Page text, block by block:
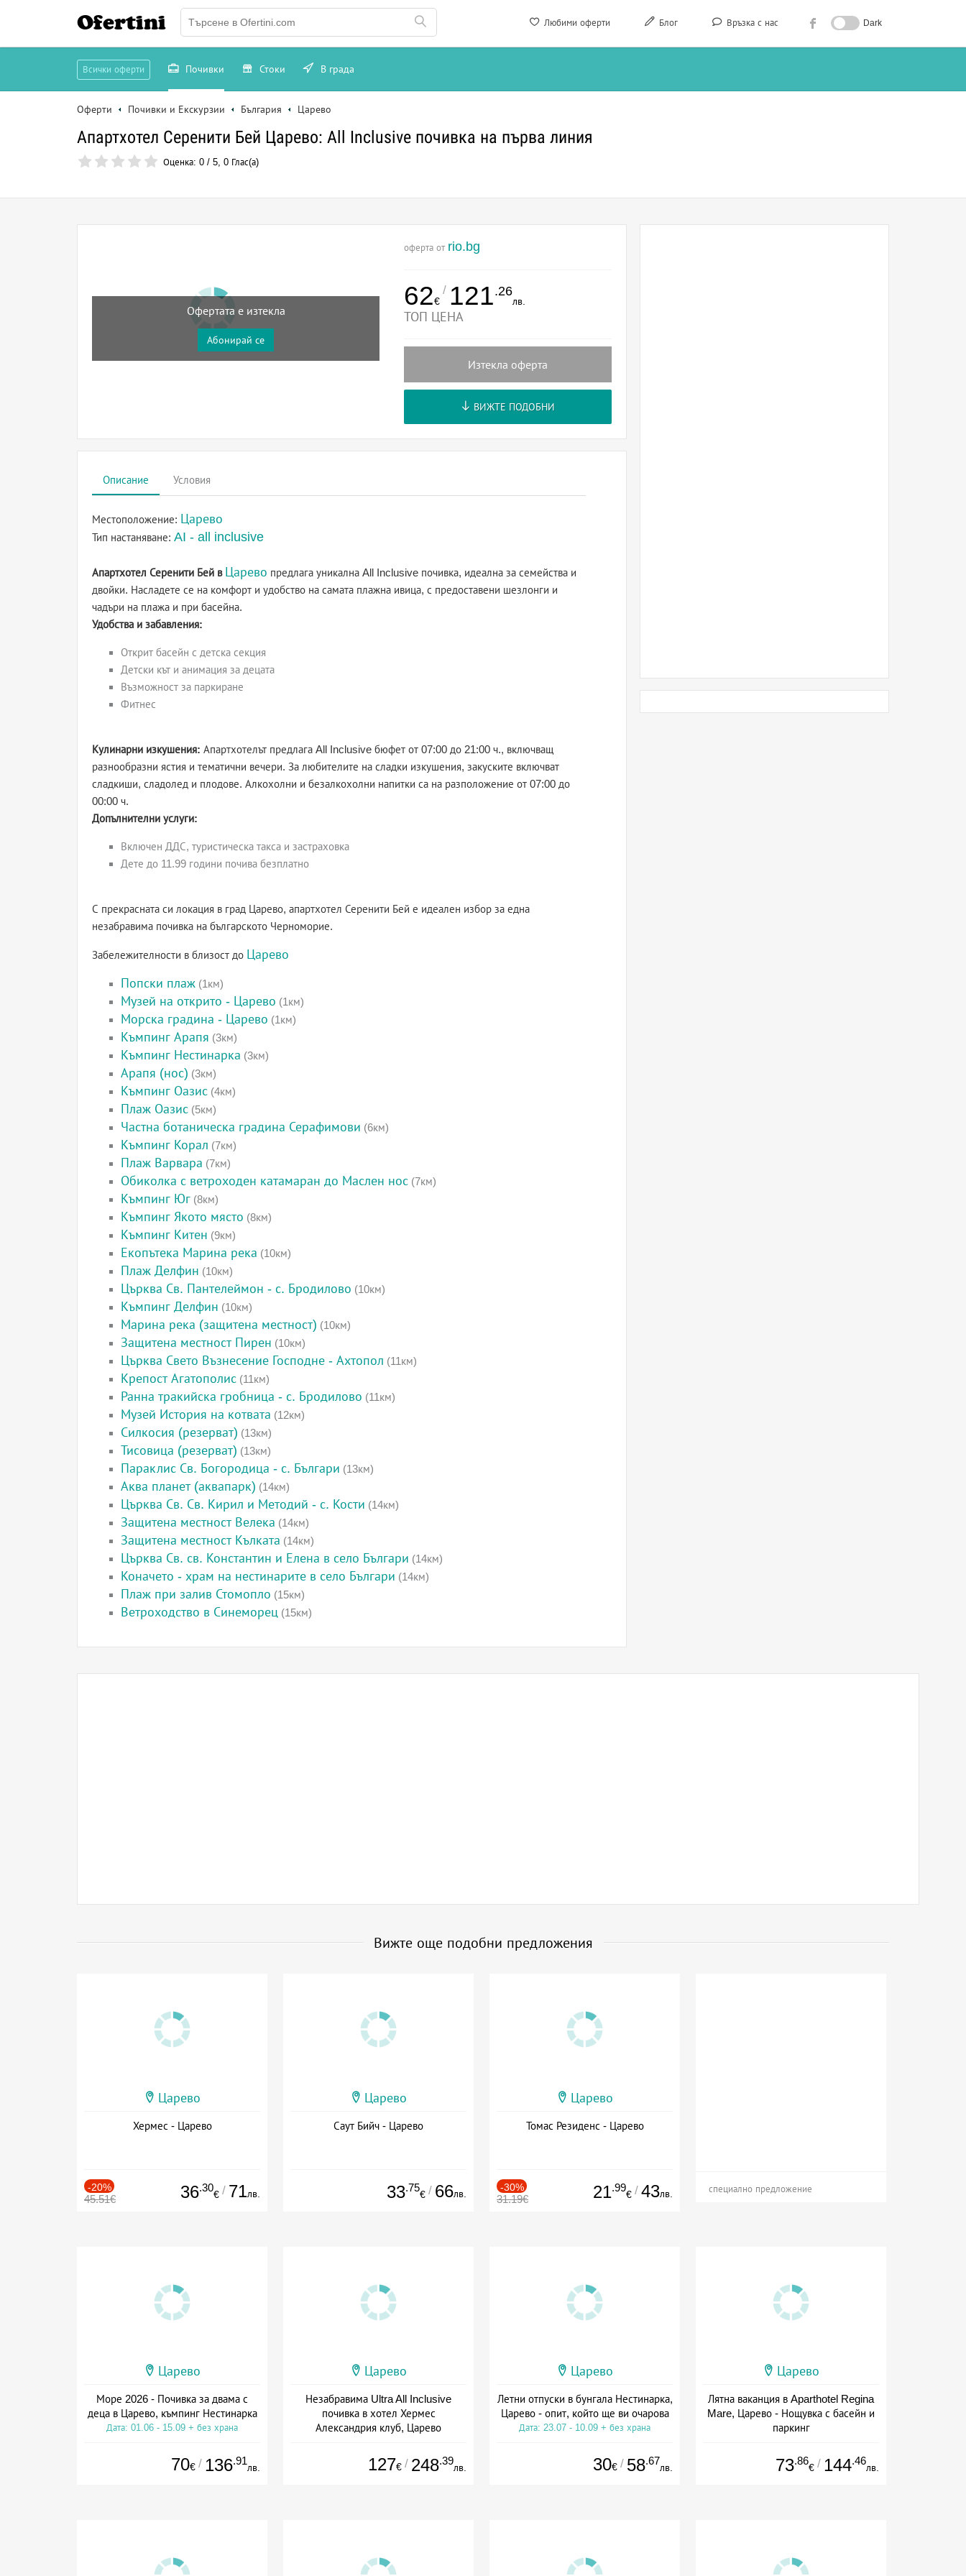
Любими оферти Блог Връзка с нас Dark
Ofertini
Всички оферти Почивки Стоки В града
Оферти Почивки и Екскурзии България Царево
Апартхотел Серенити Бей Царево: All Inclusive почивка на първа линия
Оценка: 0 / 5, 0 Глас(а)
Офертата е изтекла
Абонирай се
оферта от rio.bg
62€
/ 121.26
лв.
ТОП ЦЕНА
Изтекла оферта
ВИЖТЕ ПОДОБНИ
Описание Условия
Местоположение: Царево
Тип настаняване: AI - all inclusive
Апартхотел Серенити Бей в Царево предлага уникална All Inclusive почивка, идеална за семейства и
двойки. Насладете се на комфорт и удобство на самата плажна ивица, с предоставени шезлонги и
чадъри на плажа и при басейна.
Удобства и забавления:
Открит басейн с детска секция
Детски кът и анимация за децата
Възможност за паркиране
Фитнес
Кулинарни изкушения: Апартхотелът предлага All Inclusive бюфет от 07:00 до 21:00 ч., включващ
разнообразни ястия и тематични вечери. За любителите на сладки изкушения, закуските включват
сладкиши, сладолед и плодове. Алкохолни и безалкохолни напитки са на разположение от 07:00 до
00:00 ч.
Допълнителни услуги:
Включен ДДС, туристическа такса и застраховка
Дете до 11.99 години почива безплатно
С прекрасната си локация в град Царево, апартхотел Серенити Бей е идеален избор за една
незабравима почивка на българското Черноморие.
Забележителности в близост до Царево
Попски плаж (1км)
Музей на открито - Царево (1км)
Морска градина - Царево (1км)
Къмпинг Арапя (3км)
Къмпинг Нестинарка (3км)
Арапя (нос) (3км)
Къмпинг Оазис (4км)
Плаж Оазис (5км)
Частна ботаническа градина Серафимови (6км)
Къмпинг Корал (7км)
Плаж Варвара (7км)
Обиколка с ветроходен катамаран до Маслен нос (7км)
Къмпинг Юг (8км)
Къмпинг Якото място (8км)
Къмпинг Китен (9км)
Екопътека Марина река (10км)
Плаж Делфин (10км)
Църква Св. Пантелеймон - с. Бродилово (10км)
Къмпинг Делфин (10км)
Марина река (защитена местност) (10км)
Защитена местност Пирен (10км)
Църква Свето Възнесение Господне - Ахтопол (11км)
Крепост Агатополис (11км)
Ранна тракийска гробница - с. Бродилово (11км)
Музей История на котвата (12км)
Силкосия (резерват) (13км)
Тисовица (резерват) (13км)
Параклис Св. Богородица - с. Българи (13км)
Аква планет (аквапарк) (14км)
Църква Св. Св. Кирил и Методий - с. Кости (14км)
Защитена местност Велека (14км)
Защитена местност Кълката (14км)
Църква Св. св. Константин и Елена в село Българи (14км)
Коначето - храм на нестинарите в село Българи (14км)
Плаж при залив Стомопло (15км)
Ветроходство в Синеморец (15км)
Вижте още подобни предложения
Царево
Хермес - Царево
-20%
45.51€ 36.30
€ / 71лв.
Царево
Саут Бийч - Царево
33.75
€ / 66лв.
Царево
Томас Резиденс - Царево
-30%
31.19€ 21.99
€ / 43лв. специално предложение
Царево
Море 2026 - Почивка за двама с
деца в Царево, къмпинг Нестинарка
Дата: 01.06 - 15.09 + без храна
70€ / 136.91
лв.
Царево
Незабравима Ultra All Inclusive
почивка в хотел Хермес
Александрия клуб, Царево
127€ / 248.39
лв.
Царево
Летни отпуски в бунгала Нестинарка,
Царево - опит, който ще ви очарова
Дата: 23.07 - 10.09 + без храна
30€ / 58.67
лв.
Царево
Лятна ваканция в Aparthotel Regina
Mare, Царево - Нощувка с басейн и
паркинг
73.86
€ / 144.46
лв.